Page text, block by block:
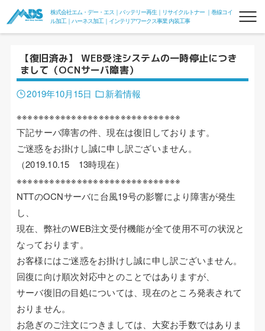
株式会社エム・デー・エス｜バッテリー再生｜リサイクルトナー ｜巻線コイ
ル加工｜ハーネス加工｜インテリアワークス事業 内装工事
リフレッシュバッテリー
フォークリフトリフレッシュバッテリー
フォークde電力変換器100V
リサイクルトナー
コイル巻線加工
ハーネス・フィルム加工
【復旧済み】 WEB受注システムの一時停止につき
まして（OCNサーバ障害）
2019年10月15日
新着情報
※※※※※※※※※※※※※※※※※※※※※※※※※※※※※※
下記サーバ障害の件、現在は復旧しております。
ご迷惑をお掛けし誠に申し訳ございません。
（2019.10.15 13時現在）
※※※※※※※※※※※※※※※※※※※※※※※※※※※※※※
NTTのOCNサーバに台風19号の影響により障害が発生
し、
現在、弊社のWEB注文受付機能が全て使用不可の状況と
なっております。
お客様にはご迷惑をお掛けし誠に申し訳ございません。
回復に向け順次対応中とのことではありますが、
サーバ復旧の目処については、現在のところ発表されて
おりません。
お急ぎのご注文につきましては、大変お手数ではありま